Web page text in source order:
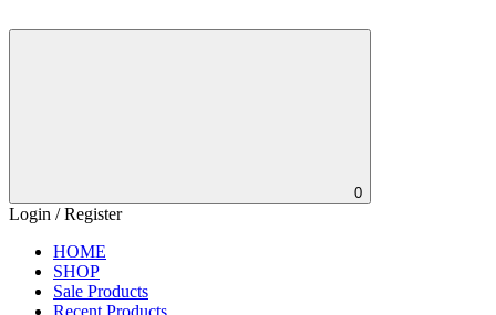
0
Login / Register
HOME
SHOP
Sale Products
Recent Products